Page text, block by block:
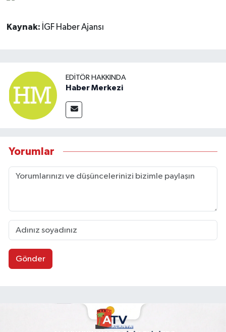
Kaynak: İGF Haber Ajansı
EDITÖR HAKKINDA
Haber Merkezi
Yorumlar
Gönder